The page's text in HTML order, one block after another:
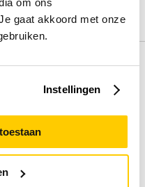
gaat akkoord met onze
Instellingen
het schrijven van een